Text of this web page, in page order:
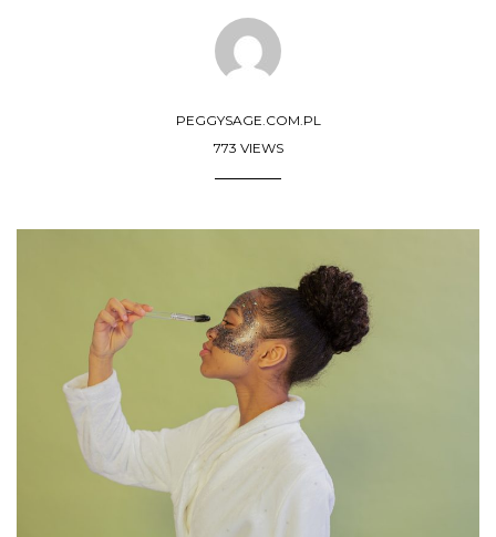
PEGGYSAGE.COM.PL
773 VIEWS